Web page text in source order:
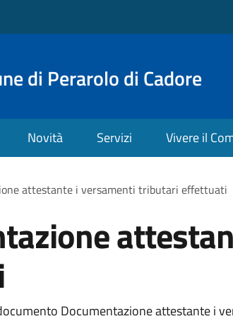
di Perarolo di Cadore
Novità Servizi Vivere il
pane
attestante i versamenti tributari effettuati
Documentazione attestante i